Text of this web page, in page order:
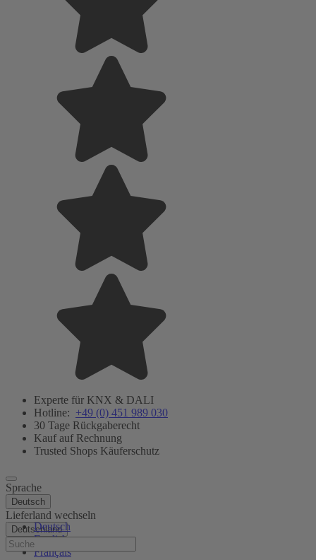
Experte für KNX & DALI
Hotline: +49 (0) 451 989 030
30 Tage Rückgaberecht
Kauf auf Rechnung
Trusted Shops Käuferschutz
Sprache
Deutsch
Deutsch
English
Français
Lieferland wechseln
Deutschland
Hilfe